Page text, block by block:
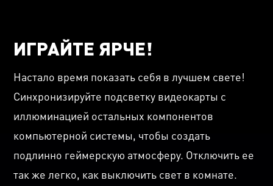
ИГРАЙТЕ ЯРЧЕ!
Настало время показать себя в лучшем свете!
Синхронизируйте подсветку видеокарты с
иллюминацией остальных компонентов
компьютерной системы, чтобы создать
подлинно геймерскую атмосферу. Отключить ее
так же легко, как выключить свет в комнате.